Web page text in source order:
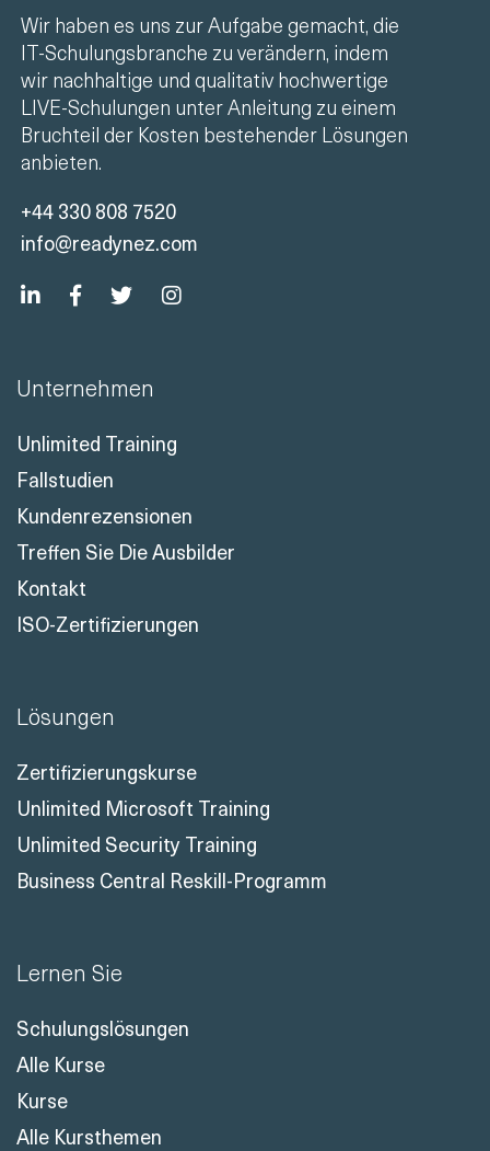
Wir haben es uns zur Aufgabe gemacht, die
IT-Schulungsbranche zu verändern, indem
wir nachhaltige und qualitativ hochwertige
LIVE-Schulungen unter Anleitung zu einem
Bruchteil der Kosten bestehender Lösungen
anbieten.
+44 330 808 7520
info@readynez.com
Unternehmen
Unlimited Training
Fallstudien
Kundenrezensionen
Treffen Sie Die Ausbilder
Kontakt
ISO-Zertifizierungen
Lösungen
Zertifizierungskurse
Unlimited Microsoft Training
Unlimited Security Training
Business Central Reskill-Programm
Lernen Sie
Schulungslösungen
Alle Kurse
Kurse
Alle Kursthemen